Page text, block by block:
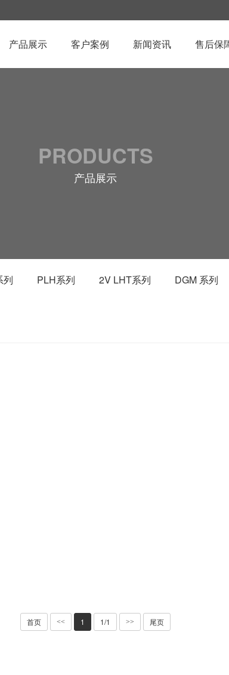
产品展示 客户案例 新闻资讯 售后保
PRODUCTS
产品展示
列 PLH系列 2V LHT系列 DGM 系列
首页 << 1 1/1 >> 尾页